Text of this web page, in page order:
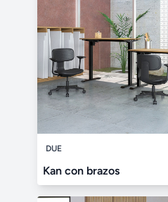
DUE
Kan con brazos